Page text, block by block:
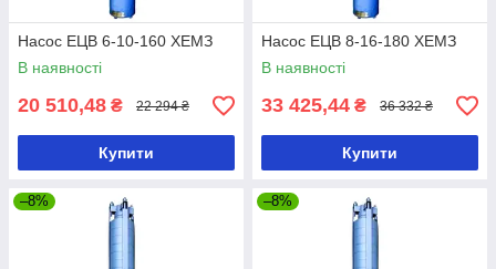
Насос ЕЦВ 6-10-160 ХЕМЗ
В наявності
20 510,48 ₴ 22 294 ₴
Купити
Насос ЕЦВ 8-16-180 ХЕМЗ
В наявності
33 425,44 ₴ 36 332 ₴
Купити
–8% –8%